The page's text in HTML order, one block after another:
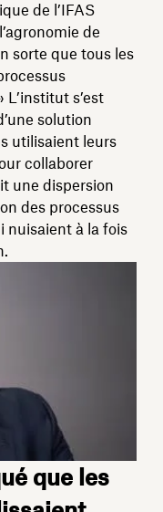
de l’IFAS
de
sorte que tous les
s’est
solution
utilisaient leurs
collaborer
une dispersion
des processus
nuisaient à la fois
que les